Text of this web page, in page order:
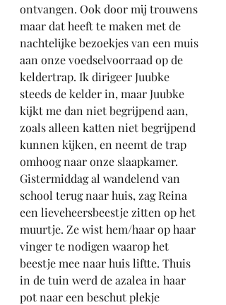
ontvangen. Ook door mij trouwens
maar dat heeft te maken met de
nachtelijke bezoekjes van een muis
aan onze voedselvoorraad op de
keldertrap. Ik dirigeer Juubke
steeds de kelder in, maar Juubke
kijkt me dan niet begrijpend aan,
zoals alleen katten niet begrijpend
kunnen kijken, en neemt de trap
omhoog naar onze slaapkamer.
Gistermiddag al wandelend van
school terug naar huis, zag Reina
een lieveheersbeestje zitten op het
muurtje. Ze wist hem/haar op haar
vinger te nodigen waarop het
beestje mee naar huis liftte. Thuis
in de tuin werd de azalea in haar
pot naar een beschut plekje